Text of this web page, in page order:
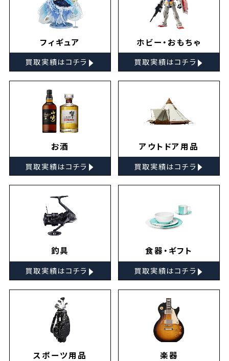
フィギュア
買取実績はコチラ ▸
ホビー・おもちゃ
買取実績はコチラ ▸
お酒
買取実績はコチラ ▸
アウトドア用品
買取実績はコチラ ▸
釣具
買取実績はコチラ ▸
食器・ギフト
買取実績はコチラ ▸
スポーツ用品 楽器